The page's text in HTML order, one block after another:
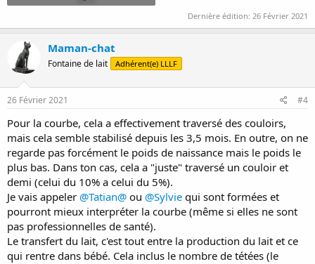
Dernière édition: 26 Février 2021
Maman-chat
Fontaine de lait Adhérent(e) LLLF
26 Février 2021 #4
Pour la courbe, cela a effectivement traversé des couloirs,
mais cela semble stabilisé depuis les 3,5 mois. En outre, on ne
regarde pas forcément le poids de naissance mais le poids le
plus bas. Dans ton cas, cela a "juste" traversé un couloir et
demi (celui du 10% a celui du 5%).
Je vais appeler @Tatian@ ou @Sylvie qui sont formées et
pourront mieux interpréter la courbe (même si elles ne sont
pas professionnelles de santé).
Le transfert du lait, c'est tout entre la production du lait et ce
qui rentre dans bébé. Cela inclus le nombre de tétées (le